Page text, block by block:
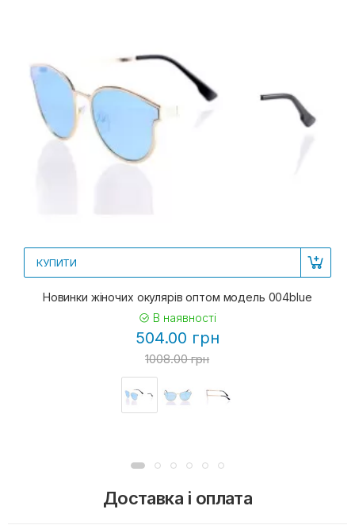
КУПИТИ
Новинки жіночих окулярів оптом модель 004blue
В наявності
504.00 грн
1008.00 грн
Доставка і оплата